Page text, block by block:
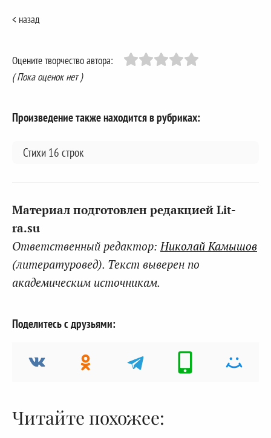
< назад
Оцените творчество автора:
( Пока оценок нет )
Произведение также находится в рубриках:
Стихи 16 строк
Материал подготовлен редакцией Lit-
ra.su
Ответственный редактор:Николай Камышов
(литературовед). Текст выверен по
академическим источникам.
Поделитесь с друзьями:
Читайте похожее: